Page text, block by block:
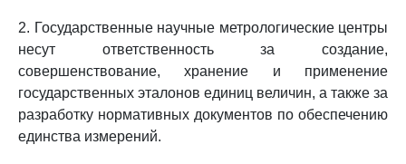
2. Государственные научные метрологические центры
несут ответственность за создание,
совершенствование, хранение и применение
государственных эталонов единиц величин, а также за
разработку нормативных документов по обеспечению
единства измерений.